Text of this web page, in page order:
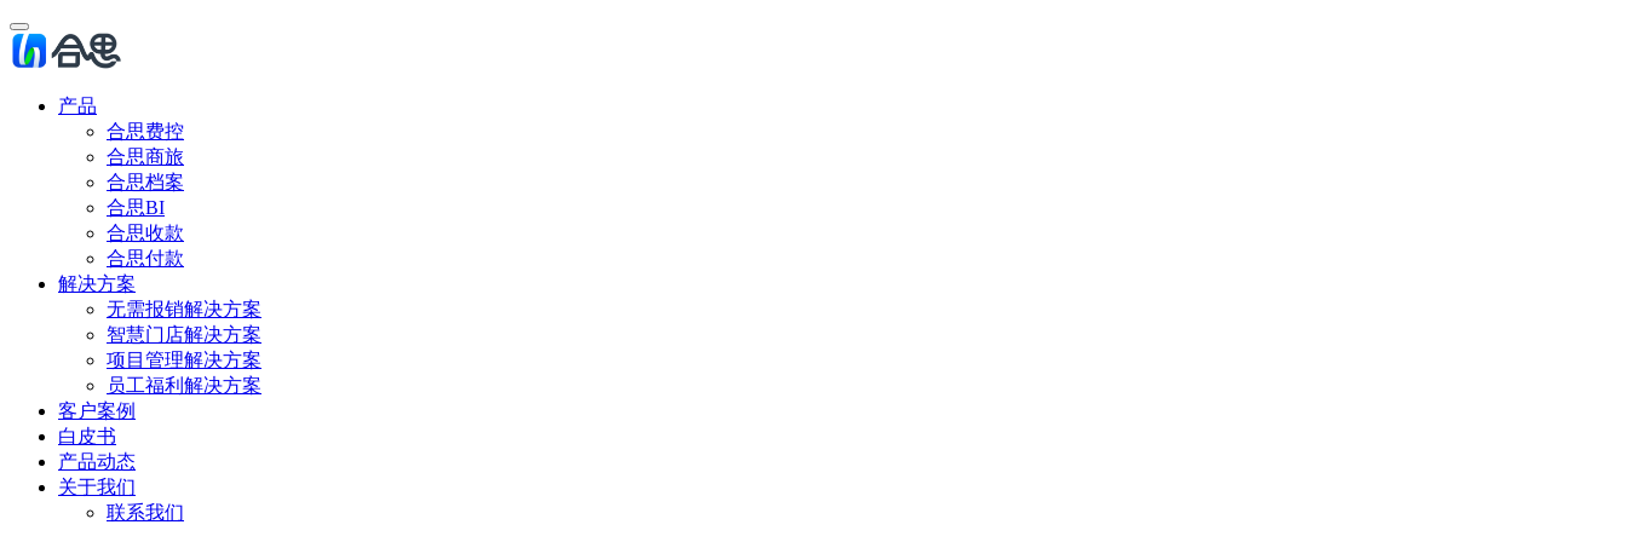
产品
合思费控
合思商旅
合思档案
合思BI
合思收款
合思付款
解决方案
无需报销解决方案
智慧门店解决方案
项目管理解决方案
员工福利解决方案
客户案例
白皮书
产品动态
关于我们
联系我们